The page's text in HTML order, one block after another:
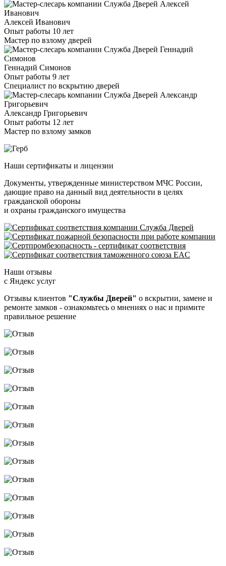
Алексей Иванович
Опыт работы 10 лет
Мастер по взлому дверей
Геннадий Симонов
Опыт работы 9 лет
Специалист по вскрытию дверей
Александр Григорьевич
Опыт работы 12 лет
Мастер по взлому замков
Наши сертификаты и лицензии
Документы, утвержденные министерством МЧС России,
дающие право на данный вид деятельности в целях
гражданской обороны
и охраны гражданского имущества
Наши отзывы
с Яндекс услуг
Отзывы клиентов "Службы Дверей" о вскрытии, замене и
ремонте замков - ознакомьтесь о мнениях о нас и примите
правильное решение